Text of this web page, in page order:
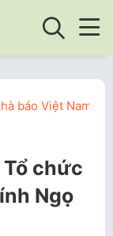
báo Việt Nam:
Tổ chức
Ngọ